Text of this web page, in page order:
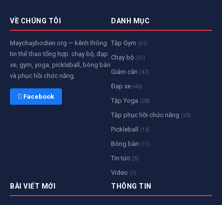
VỀ CHÚNG TÔI
Maychaybodien.org — kênh thông
tin thể thao tổng hợp: chạy bộ, đạp
xe, gym, yoga, pickleball, bóng bàn
và phục hồi chức năng.
 Facebook
DANH MỤC
Tập Gym (61)
Chạy bộ (51)
Giảm cân (47)
Đạp xe (40)
Tập Yoga (28)
Tập phục hồi chức năng (23)
Pickleball (13)
Bóng bàn (11)
Tin tức (5)
Video (1)
BÀI VIẾT MỚI THÔNG TIN